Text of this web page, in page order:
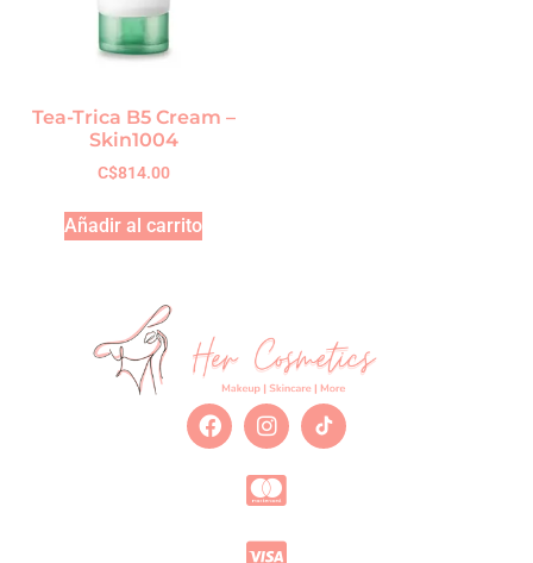
Tea-Trica B5 Cream –
Skin1004
C$814.00
Añadir al carrito